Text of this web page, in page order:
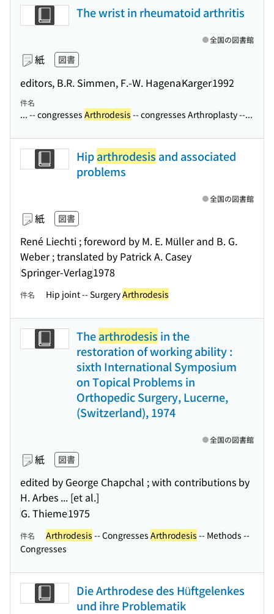
The wrist in rheumatoid arthritis
紙 図書
editors, B.R. Simmen, F.-W. HagenaKarger1992
全国の図書館
件名
... -- congresses Arthrodesis -- congresses Arthroplasty --...
Hiparthrodesis and associated
problems
紙 図書
René Liechti ; foreword by M. E. Müller and B. G.
Weber ; translated by Patrick A. Casey
Springer-Verlag1978
全国の図書館
件名 Hip joint -- SurgeryArthrodesis
Thearthrodesis in the
restoration of working ability :
sixth International Symposium
on Topical Problems in
Orthopedic Surgery, Lucerne,
(Switzerland), 1974
紙 図書
edited by George Chapchal ; with contributions by
H. Arbes ... [et al.]
G. Thieme1975
全国の図書館
件名 Arthrodesis -- Congresses Arthrodesis -- Methods --
Congresses
Die Arthrodese des Hüftgelenkes
und ihre Problematik